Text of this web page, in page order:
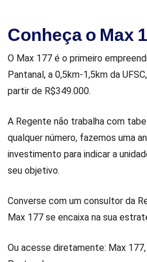
Conheça o Max
O Max 177 é o primeiro
Pantanal, a 0,5km-1,5km da
partir de R$349.000.
A Regente não trabalha com
qualquer número, fazemos uma
investimento para indicar a
seu objetivo.
Converse com um consultor da
Max 177 se encaixa na sua
Ou acesse diretamente: Max